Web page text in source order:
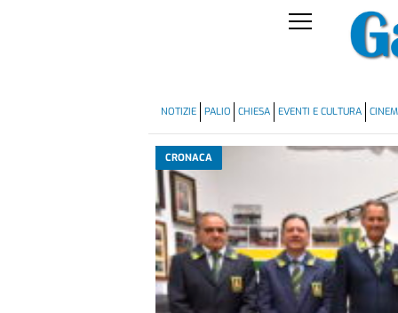
NOTIZIE PALIO CHIESA EVENTI E CULTURA
CRONACA